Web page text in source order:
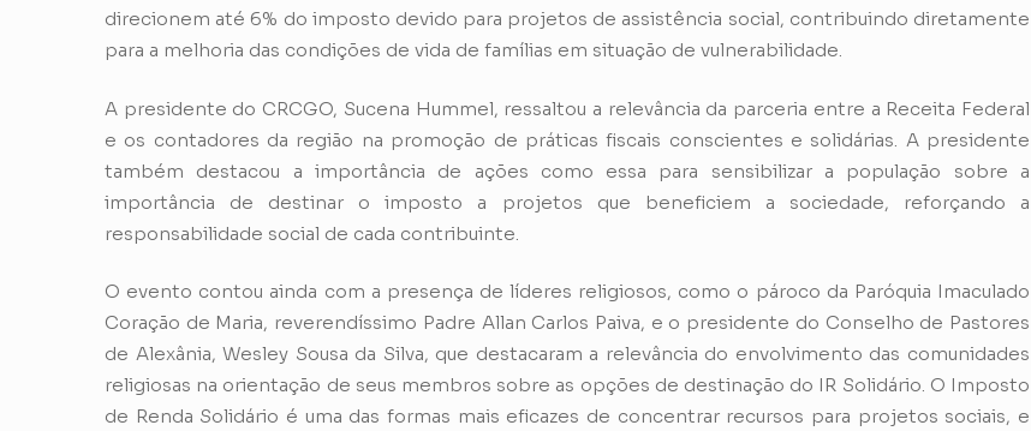
direcionem até 6% do imposto devido para projetos de assistência social, contribuindo diretamente
para a melhoria das condições de vida de famílias em situação de vulnerabilidade.
A presidente do CRCGO, Sucena Hummel, ressaltou a relevância da parceria entre a Receita Federal
e os contadores da região na promoção de práticas fiscais conscientes e solidárias. A presidente
também destacou a importância de ações como essa para sensibilizar a população sobre a
importância de destinar o imposto a projetos que beneficiem a sociedade, reforçando a
responsabilidade social de cada contribuinte.
O evento contou ainda com a presença de líderes religiosos, como o pároco da Paróquia Imaculado
Coração de Maria, reverendíssimo Padre Allan Carlos Paiva, e o presidente do Conselho de Pastores
de Alexânia, Wesley Sousa da Silva, que destacaram a relevância do envolvimento das comunidades
religiosas na orientação de seus membros sobre as opções de destinação do IR Solidário. O Imposto
de Renda Solidário é uma das formas mais eficazes de concentrar recursos para projetos sociais, e